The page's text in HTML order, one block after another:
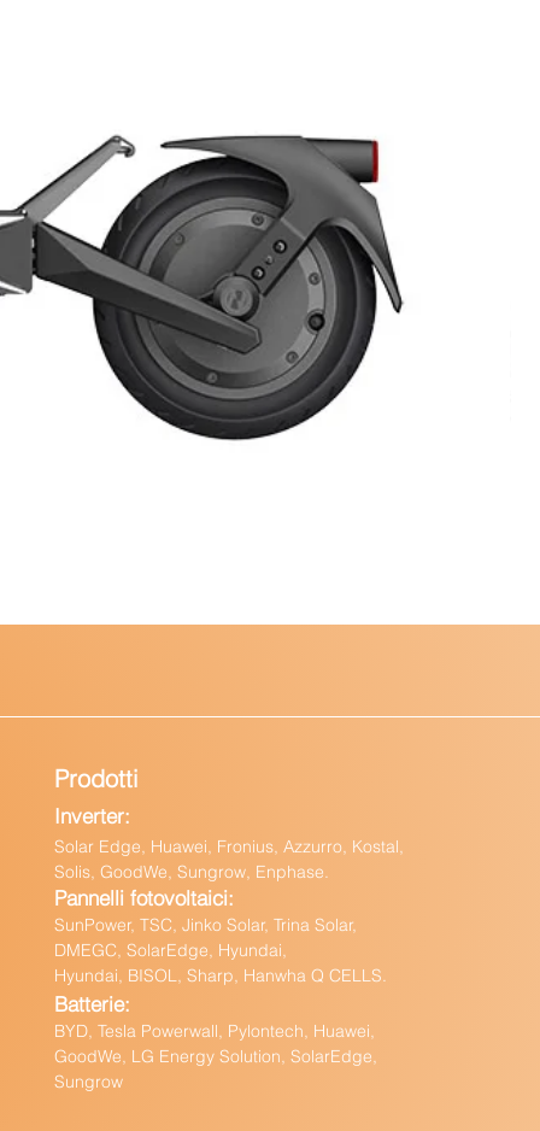
Prodotti
Inverter:
Solar Edge, Huawei, Fronius, Azzurro, Kostal,
Solis, GoodWe, Sungrow, Enphase.
Pannelli fotovoltaici:
SunPower, TSC, Jinko Solar, Trina Solar,
DMEGC, SolarEdge, Hyundai,
Hyundai, BISOL, Sharp, Hanwha Q CELLS.
Batterie:
BYD, Tesla Powerwall, Pylontech, Huawei,
GoodWe, LG Energy Solution, SolarEdge,
Sungrow